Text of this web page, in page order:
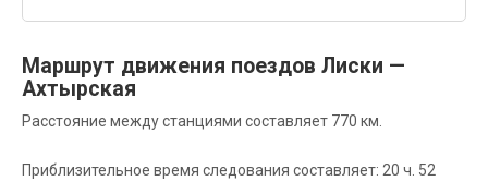
Маршрут движения поездов Лиски —
Ахтырская
Расстояние между станциями составляет 770 км.
Приблизительное время следования составляет: 20 ч. 52